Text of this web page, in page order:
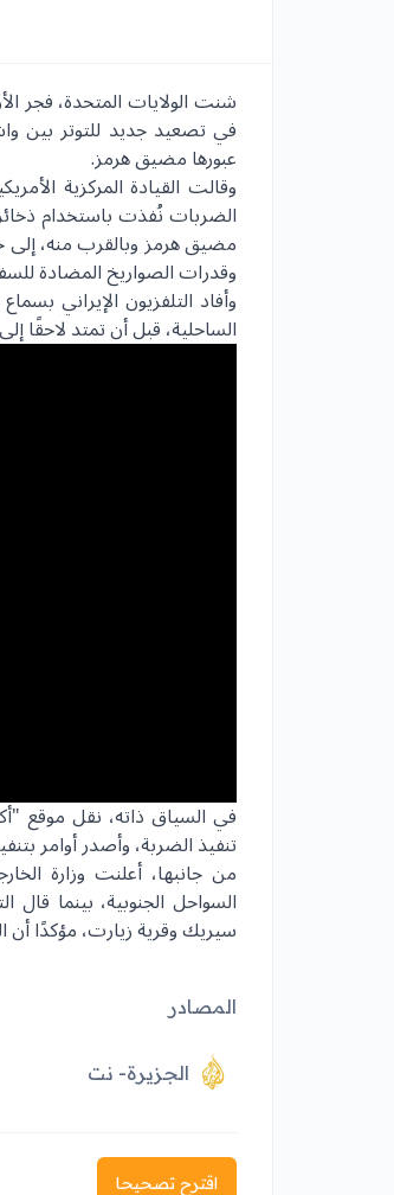
عبورها مضيق هرمز.
وقالت القيادة المركزية
مضيق هرمز وبالقرب منه، إلى
وقدرات الصواريخ المضادة
وأفاد التلفزيون الإيراني
الساحلية، قبل أن تمتد لاحقًا
في السياق ذاته، نقل موقع
تنفيذ الضربة، وأصدر أوامر
من جانبها، أعلنت وزارة
السواحل الجنوبية، بينما
سيريك وقرية زيارت، مؤكدًا
المصادر
الجزيرة- نت
اقترح تصحيحا